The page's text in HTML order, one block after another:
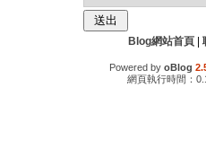
Blog網站首頁|
Powered by oBlog
網頁執行時間：